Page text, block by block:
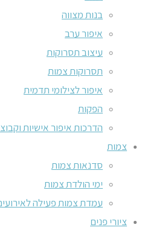
בנות מצווה
איפור ערב
עיצוב תסרוקות
תסרוקות צמות
איפור לצילומי תדמית
הפקות
הדרכות איפור אישיות
צמות
סדנאות צמות
ימי הולדת צמות
עמדת צמות פעילה
ציורי פנים